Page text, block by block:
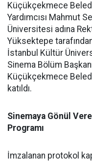
Küçükçekmece
Yardımcısı Mahmut
Üniversitesi adına
Yüksektepe
İstanbul Kültür
Sinema Bölüm
Küçükçekmece
katıldı.
Sinemaya Gönül
Programı
İmzalanan protokol